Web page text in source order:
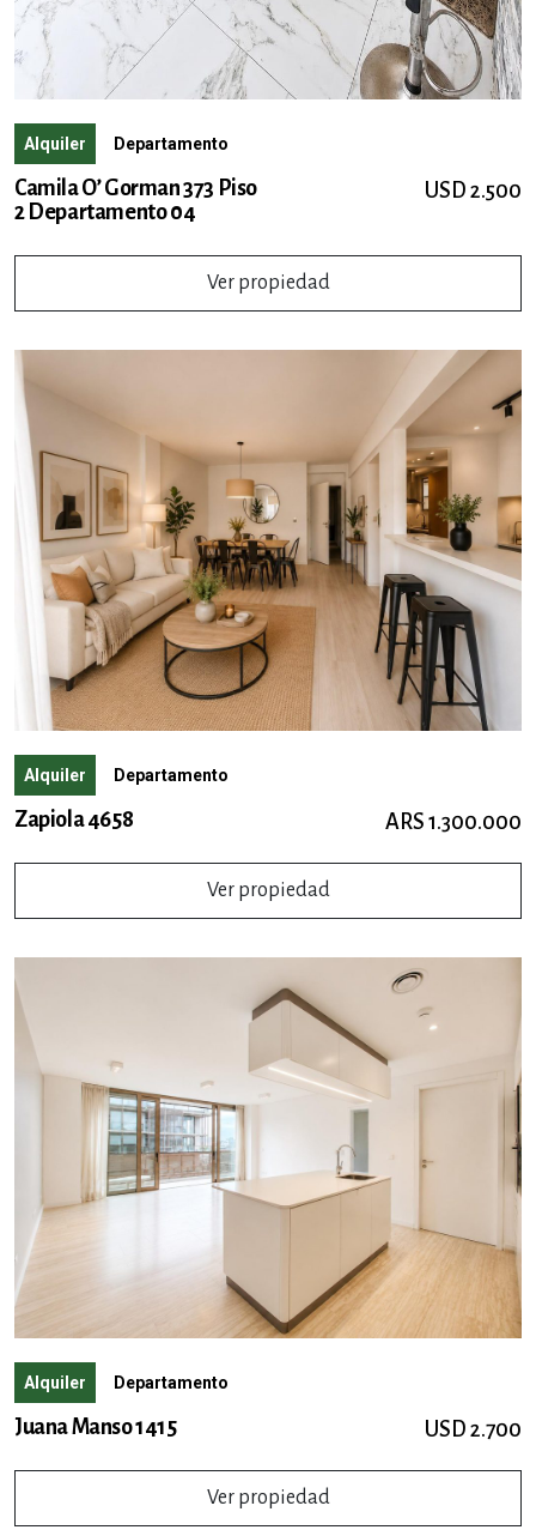
Alquiler Departamento
Camila O’ Gorman 373 Piso
2 Departamento 04
USD 2.500
Ver propiedad
Alquiler Departamento
Zapiola 4658 ARS 1.300.000
Ver propiedad
Alquiler Departamento
Juana Manso 1415 USD 2.700
Ver propiedad